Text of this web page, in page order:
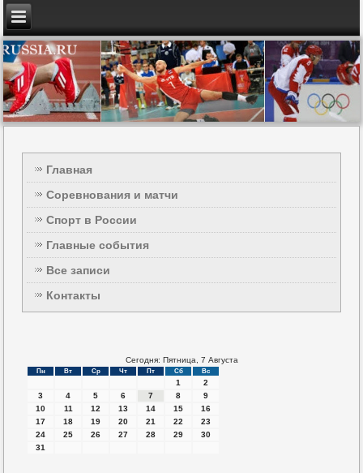
Главная
Соревнования и матчи
Спорт в России
Главные события
Все записи
Контакты
Сегодня: Пятница, 7 Августа
Пн Вт Ср Чт Пт Сб Вс
1
2
3
4 5 6 7 8
9
10
11 12 13 14 15
16
17
18 19 20 21 22
23
24
25 26 27 28 29
30
31